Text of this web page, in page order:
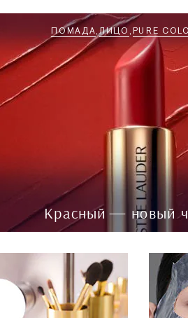
Красный — новый
ПОМАДА ЛИЦО PURE